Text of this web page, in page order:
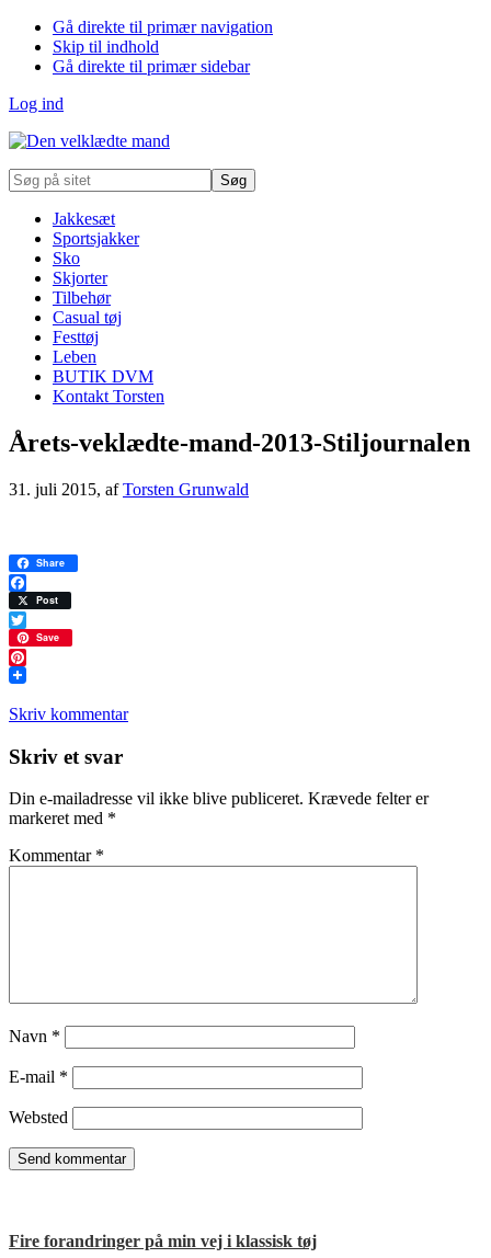
Gå direkte til primær navigation
Skip til indhold
Gå direkte til primær sidebar
Log ind
Søg
på
Jakkesæt
Sportsjakker
Sko
Skjorter
Tilbehør
Casual tøj
Festtøj
Leben
BUTIK DVM
Kontakt Torsten
Årets-veklædte-mand-2013-Stiljournalen
31. juli 2015, afTorsten Grunwald
Share
Facebook
Post
Twitter
Save
Pinterest
Skriv kommentar
Læserinteraktioner
Skriv et svar
Din e-mailadresse vil ikke blive publiceret. Krævede felter er
markeret med *
Kommentar *
Navn *
E-mail *
Websted
Fire forandringer på min vej i klassisk tøj